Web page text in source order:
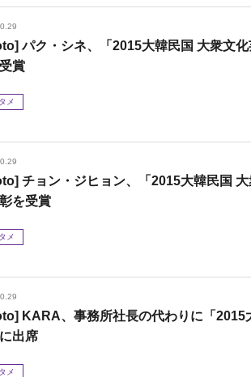
パク・シネ、「2015大韓民国 大衆文
賞
メ
チョン・ジヒョン、「2015大韓民国
を受賞
メ
KARA、事務所社長の代わりに「2015
出席
メ